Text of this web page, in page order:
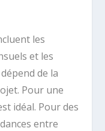
les
et les
de la
Pour une
idéal. Pour des
entre